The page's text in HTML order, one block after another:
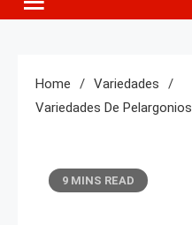
Home
Variedades
Variedades De Pelargonios
9 MINS READ